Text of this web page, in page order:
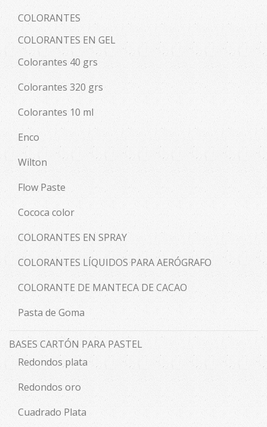
COLORANTES
COLORANTES EN GEL
Colorantes 40 grs
Colorantes 320 grs
Colorantes 10 ml
Enco
Wilton
Flow Paste
Cococa color
COLORANTES EN SPRAY
COLORANTES LÍQUIDOS PARA AERÓGRAFO
COLORANTE DE MANTECA DE CACAO
Pasta de Goma
BASES CARTÓN PARA PASTEL
Redondos plata
Redondos oro
Cuadrado Plata